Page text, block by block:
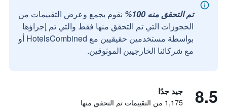
تم التحقق منه 100%
نقوم بجمع وعرض التقييمات من
الحجوزات التي تم التحقق منها فقط والتي تم إجراؤها
بواسطة مستخدمين حقيقيين مع HotelsCombined أو
مع شركائنا الخارجيين الموثوقين.
8.5 جيد جدًا
1,175 من التقييمات تم التحقق منها